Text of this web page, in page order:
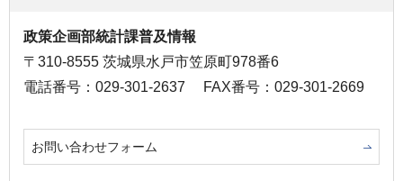
政策企画部統計課普及情報
〒310-8555 茨城県水戸市笠原町978番6
電話番号：029-301-2637
FAX番号：029-301-2669
お問い合わせフォーム